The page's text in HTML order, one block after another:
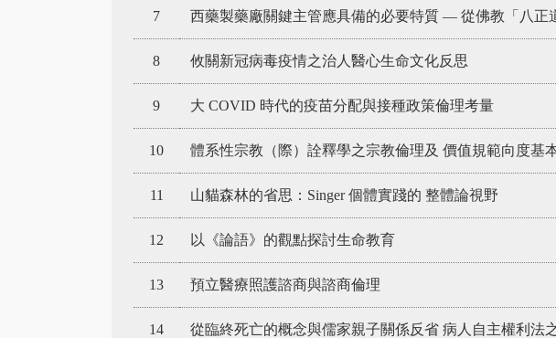
7 西藥製藥廠關鍵主管應具備的必要特質 — 從佛教「八正
8 攸關新冠病毒疫情之治人醫心生命文化反思
9 大 COVID 時代的疫苗分配與接種政策倫理考量
10 體系性宗教（際）詮釋學之宗教倫理及 價值規範向度基
11 山貓森林的省思：Singer 個體實踐的 整體論視野
12 以《論語》的觀點探討生命教育
13 預立醫療照護諮商與諮商倫理
14 從臨終死亡的概念與儒家親子關係反省 病人自主權利法